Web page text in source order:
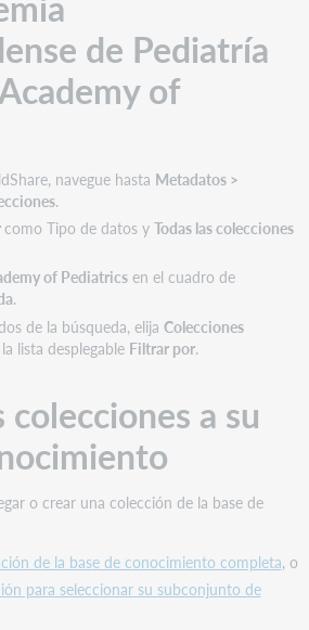
de Pediatría
of
navegue hasta Metadatos >
.
como Tipo de datos y Todas las colecciones
of Pediatricsen el cuadro de
.
de la búsqueda, elija Colecciones
lista desplegable Filtrar por.
a su
o crear una colección de la base de
de la base de conocimiento completa, o
para seleccionar su subconjunto de